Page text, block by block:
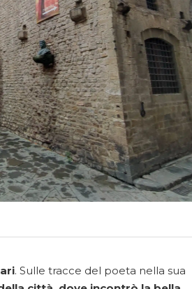
. Sulle tracce del poeta nella sua